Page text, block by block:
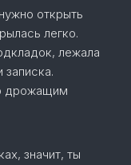
открыть
легко.
лежала
дрожащим
значит, ты